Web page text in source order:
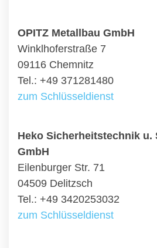
OPITZ Metallbau GmbH
Winklhoferstraße 7
09116 Chemnitz
Tel.: +49 371281480
zum Schlüsseldienst
Heko Sicherheitstechnik u.
GmbH
Eilenburger Str. 71
04509 Delitzsch
Tel.: +49 3420253032
zum Schlüsseldienst